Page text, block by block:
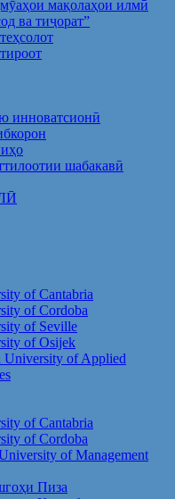
мақолаҳои илмӣ
ва тиҷорат”
инноватсионӣ
шабакавӣ
of Cantabria
of Cordoba
of Seville
of Osijek
University of Applied
of Cantabria
of Cordoba
of Management
Пиза